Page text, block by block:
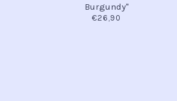
Burgundy"
€26,90